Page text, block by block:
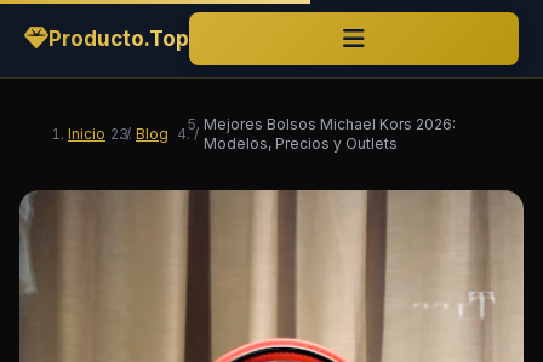
Producto.Top
Inicio / Blog /
Mejores Bolsos Michael Kors 2026:
Modelos, Precios y Outlets